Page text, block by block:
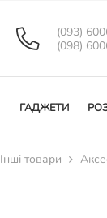
(093)
(098)
ГАДЖЕТИ
Інші товари